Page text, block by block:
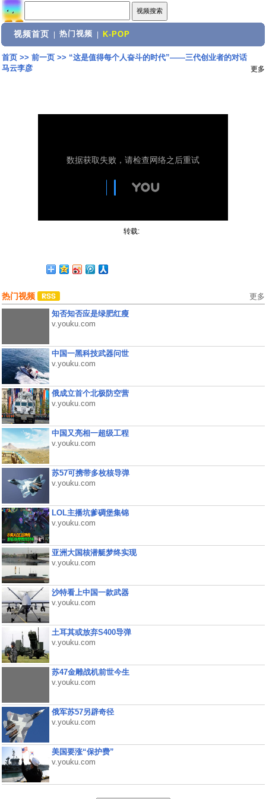
视频首页 热门视频 K-POP
首页>> 前一页>> “这是值得每个人奋斗的时代”——三代创业者的对话
马云李彦
更多
转载:
热门视频 更多
知否知否应是绿肥红瘦
v.youku.com
中国一黑科技武器问世
v.youku.com
俄成立首个北极防空营
v.youku.com
中国又亮相一超级工程
v.youku.com
苏57可携带多枚核导弹
v.youku.com
LOL主播坑爹碉堡集锦
v.youku.com
亚洲大国核潜艇梦终实现
v.youku.com
沙特看上中国一款武器
v.youku.com
土耳其或放弃S400导弹
v.youku.com
苏47金雕战机前世今生
v.youku.com
俄军苏57另辟奇径
v.youku.com
美国要涨“保护费”
v.youku.com